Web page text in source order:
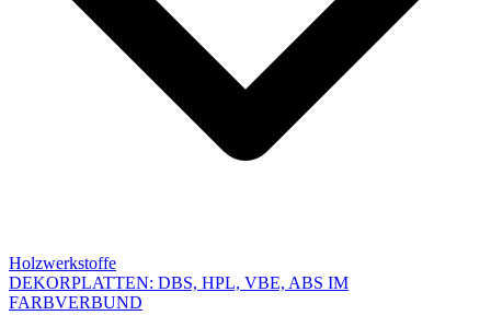
Holzwerkstoffe
DEKORPLATTEN: DBS, HPL, VBE, ABS IM
FARBVERBUND